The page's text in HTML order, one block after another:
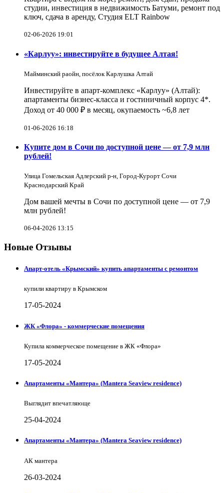
студии, инвестиция в недвижимость Батуми, ремонт под
ключ, сдача в аренду, Студия ELT Rainbow
02-06-2026 19:01
«Карлуу»: инвестируйте в будущее Алтая!
Майминский раойн, посёлок Карлушка Алтай
Инвестируйте в апарт-комплекс «Карлуу» (Алтай):
апартаменты бизнес-класса и гостиничный корпус 4*.
Доход от 40 000 ₽ в месяц, окупаемость ~6,8 лет
01-06-2026 16:18
Купите дом в Сочи по доступной цене — от 7,9 млн
рублей!
Улица Гомельская Адлерский р-н, Город-Курорт Сочи
Краснодарский Край
Дом вашей мечты в Сочи по доступной цене — от 7,9
млн рублей!
06-04-2026 13:15
Новые Отзывы
Апарт-отель «Крымский» купить апартаменты с ремонтом
купили квартиру в Крымском
17-05-2024
ЖК «Флора» - коммерческие помещения
Купила коммерческое помещение в ЖК «Флора»
17-05-2024
Апартаменты «Мантера» (Mantera Seaview rеsidence)
Выглядит впечатляюще
25-04-2024
Апартаменты «Мантера» (Mantera Seaview rеsidence)
АК мантера
26-03-2024